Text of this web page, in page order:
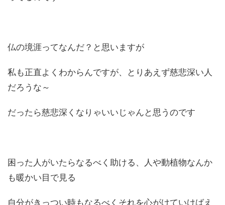
仏の境涯ってなんだ？と思いますが
私も正直よくわからんですが、とりあえず慈悲深い人
だろうな～
だったら慈悲深くなりゃいいじゃんと思うのです
困った人がいたらなるべく助ける、人や動植物なんか
も暖かい目で見る
自分がきっつい時もなるべくそれを心がけていけばえ